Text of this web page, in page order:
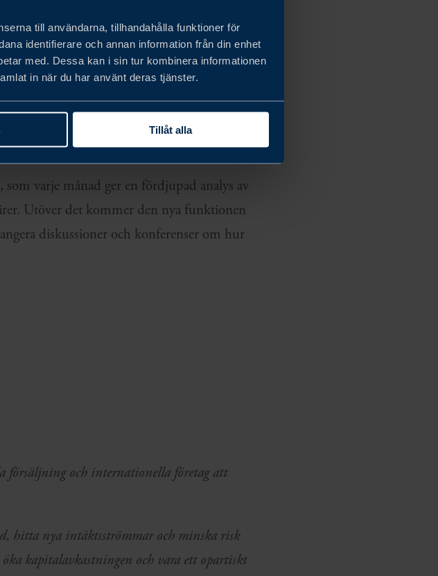
till användarna, tillhandahålla funktioner för
identifierare och annan information från din enhet
med. Dessa kan i sin tur kombinera informationen
in när du har använt deras tjänster.
Tillåt alla
att förstå riskerna, men också att
och handelsavtal sluts”, säger Joakim
rådgivning.
marknader globalt kan den geopolitiska
och uppföljning anpassat för alla
varje månad ger en fördjupad analys av
Utöver det kommer den nya funktionen
diskussioner och konferenser om hur
försäljning och internationella företag att
hitta nya intäktsströmmar och minska risk
kapitalavkastningen och vara ett opartiskt